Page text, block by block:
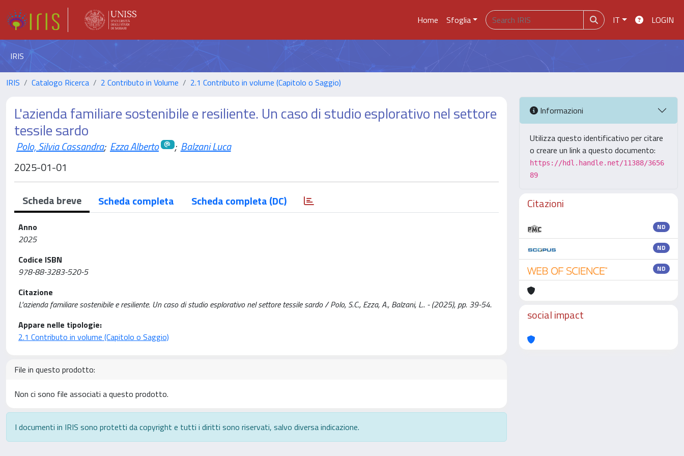
Home Sfoglia IT LOGIN
IRIS
IRIS Catalogo Ricerca 2 Contributo in Volume 2.1 Contributo in volume (Capitolo o Saggio)
L'azienda familiare sostenibile e resiliente. Un caso di studio esplorativo nel settore
tessile sardo
Polo, Silvia Cassandra; Ezza Alberto ; Balzani Luca
2025-01-01
Scheda breve Scheda completa Scheda completa (DC)
Anno
2025
Codice ISBN
978-88-3283-520-5
Citazione
L'azienda familiare sostenibile e resiliente. Un caso di studio esplorativo nel settore tessile sardo / Polo, S.C., Ezza, A., Balzani, L.. - (2025), pp. 39-54.
Appare nelle tipologie:
2.1 Contributo in volume (Capitolo o Saggio)
File in questo prodotto:
Non ci sono file associati a questo prodotto.
I documenti in IRIS sono protetti da copyright e tutti i diritti sono riservati, salvo diversa indicazione.
Informazioni
Utilizza questo identificativo per citare
o creare un link a questo documento:
https://hdl.handle.net/11388/3656
89
Citazioni
ND
ND
ND
social impact